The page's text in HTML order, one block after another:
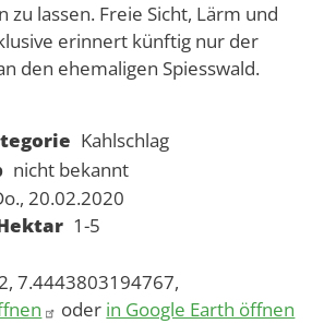
zu lassen. Freie Sicht, Lärm und
erinnert künftig nur der
den ehemaligen Spiesswald.
Kahlschlag
nicht bekannt
20.02.2020
1-5
7.4443803194767,
oder in Google Earth öffnen